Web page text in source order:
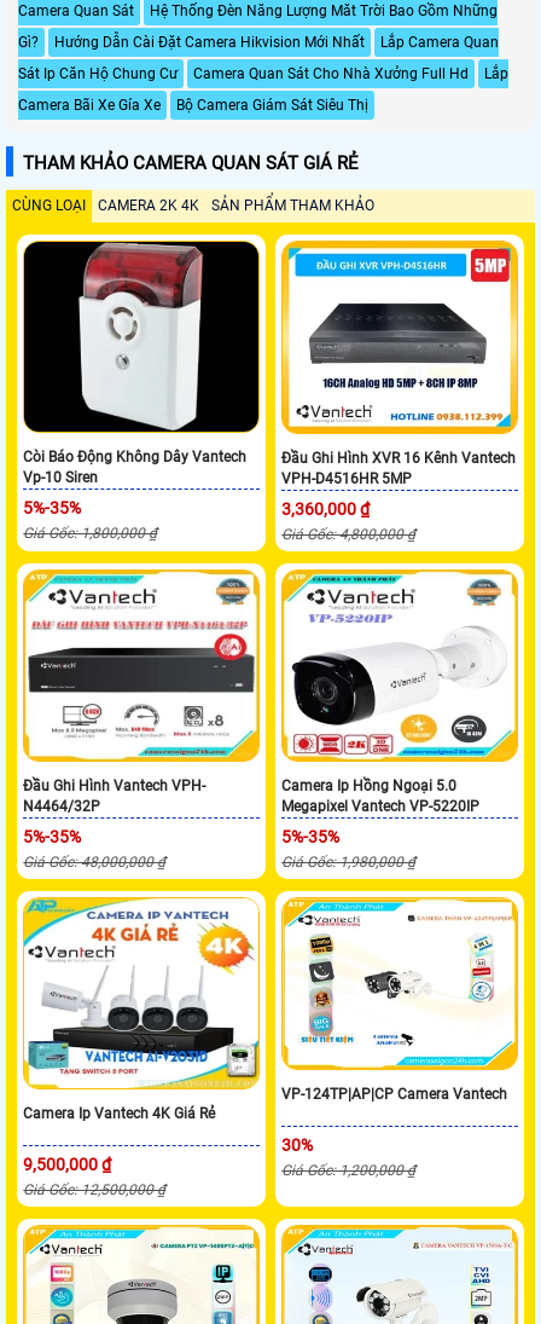
Camera Quan Sát
Hệ Thống Đèn Năng Lượng Măt Trời Bao Gồm Những
Gì?
Hướng Dẫn Cài Đặt Camera Hikvision Mới Nhất
Lắp Camera Quan
Sát Ip Căn Hộ Chung Cư
Camera Quan Sát Cho Nhà Xưởng Full Hd
Lắp
Camera Bãi Xe Gía Xe
Bộ Camera Giám Sát Siêu Thị
THAM KHẢO CAMERA QUAN SÁT GIÁ RẺ
CÙNG LOẠI CAMERA 2K 4K SẢN PHẨM THAM KHẢO
Còi Báo Động Không Dây Vantech
Vp-10 Siren
5%-35%
Giá Gốc: 1,800,000 ₫
Đầu Ghi Hình XVR 16 Kênh Vantech
VPH-D4516HR 5MP
3,360,000 ₫
Giá Gốc: 4,800,000 ₫
Đầu Ghi Hình Vantech VPH-
N4464/32P
5%-35%
Giá Gốc: 48,000,000 ₫
Camera Ip Hồng Ngoại 5.0
Megapixel Vantech VP-5220IP
5%-35%
Giá Gốc: 1,980,000 ₫
Camera Ip Vantech 4K Giá Rẻ
9,500,000 ₫
Giá Gốc: 12,500,000 ₫
VP-124TP|AP|CP Camera Vantech
30%
Giá Gốc: 1,200,000 ₫